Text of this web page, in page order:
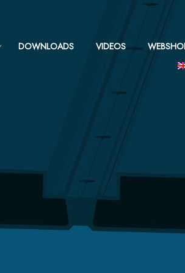
DOWNLOADS VIDEOS